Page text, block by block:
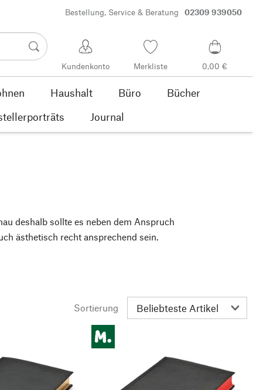
Bestellung, Service & Beratung 02309 939050
Kundenkonto Merkliste 0,00 €
Haushalt Büro
Bücher
Journal
deshalb sollte es neben dem Anspruch
ästhetisch recht ansprechend sein.
Sortierung